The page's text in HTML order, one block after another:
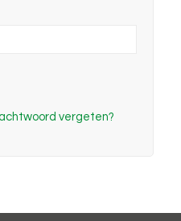
vergeten?